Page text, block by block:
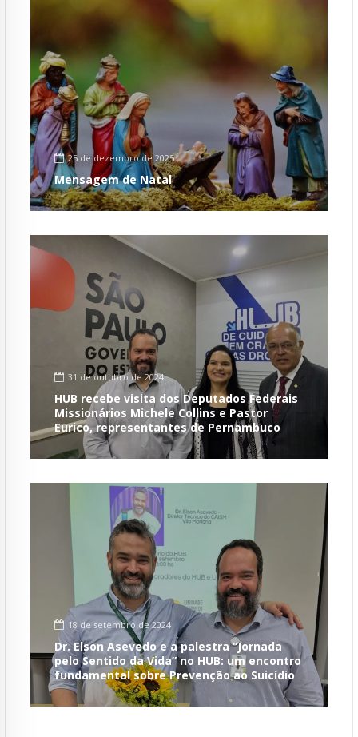
25 de dezembro de 2025
Mensagem de Natal
31 de outubro de 2024
HUB recebe visita dos Deputados Federais
Missionários Michele Collins e Pastor
Eurico, representantes de Pernambuco
18 de setembro de 2024
Dr. Elson Asevedo e a palestra “Jornada
pelo Sentido da Vida” no HUB: um encontro
fundamental sobre Prevenção ao Suicídio